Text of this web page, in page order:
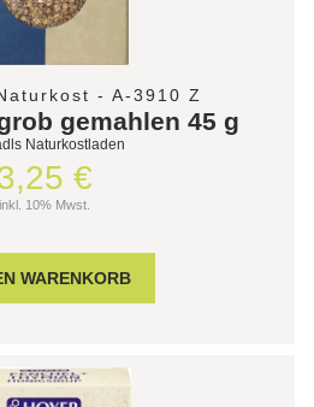
- A-3910 Z
gemahlen 45 g
Naturkostladen
€
inkl. 10% Mwst.